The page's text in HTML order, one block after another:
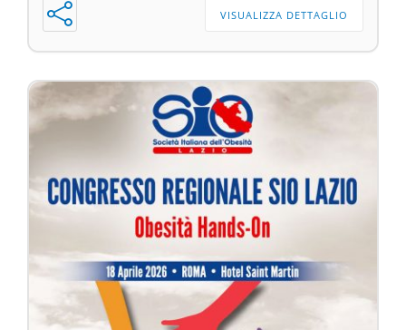
VISUALIZZA DETTAGLIO